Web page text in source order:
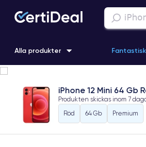
Alla produkter
iPhone 11 Pro iPhone 15 Pro
iPhone 12 Mini 64 Gb
Produkten skickas inom 7
Röd
64 Gb Premium